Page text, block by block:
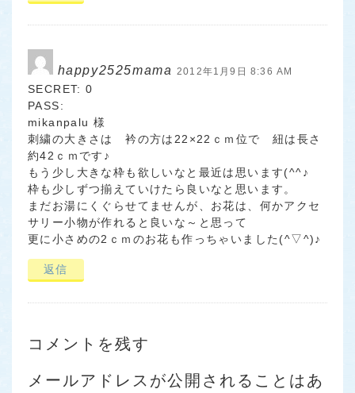
happy2525mama 2012年1月9日 8:36 AM
SECRET: 0
PASS:
mikanpalu 様
刺繍の大きさは 衿の方は22×22ｃｍ位で 紐は長さ
約42ｃｍです♪
もう少し大きな枠も欲しいなと最近は思います(^^♪
枠も少しずつ揃えていけたら良いなと思います。
まだお湯にくぐらせてませんが、お花は、何かアクセ
サリー小物が作れると良いな～と思って
更に小さめの2ｃｍのお花も作っちゃいました(^▽^)♪
返信
コメントを残す
メールアドレスが公開されることはあ